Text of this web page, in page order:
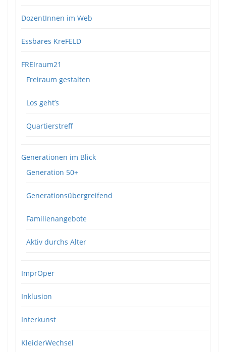
DozentInnen im Web
Essbares KreFELD
FREIraum21
Freiraum gestalten
Los geht’s
Quartierstreff
Generationen im Blick
Generation 50+
Generationsübergreifend
Familienangebote
Aktiv durchs Alter
ImprOper
Inklusion
Interkunst
KleiderWechsel